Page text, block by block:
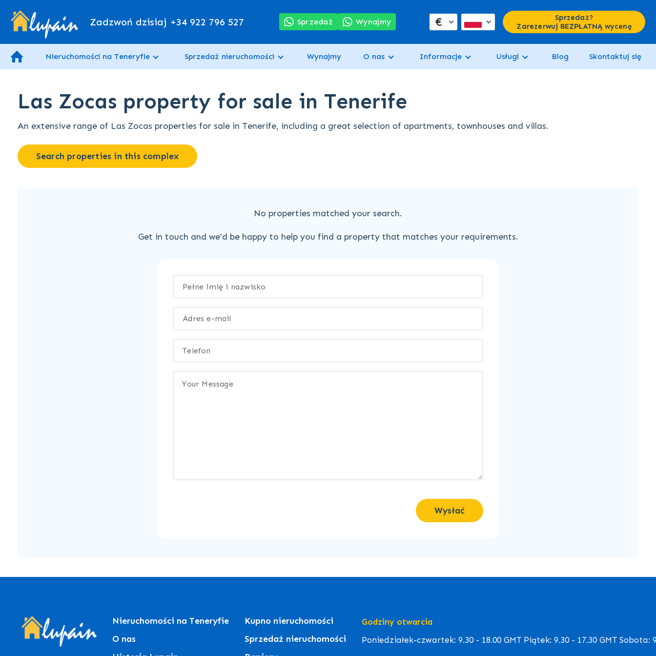
Zadzwoń dzisiaj +34 922 796 527 Sprzedaż Wynajmy €
Sprzedaż?
Zarezerwuj BEZPŁATNĄ wycenę
Nieruchomości na Teneryfie Sprzedaż nieruchomości Wynajmy O nas Informacje Usługi Blog Skontaktuj się
Las Zocas property for sale in Tenerife
An extensive range of Las Zocas properties for sale in Tenerife, including a great selection of apartments, townhouses and villas.
Search properties in this complex
No properties matched your search.
Get in touch and we'd be happy to help you find a property that matches your requirements.
Wysłać
Nieruchomości na Teneryfie
O nas
Kupno nieruchomości
Sprzedaż nieruchomości
Godziny otwarcia
Poniedziałek-czwartek: 9.30 - 18.00 GMT Piątek: 9.30 - 17.30 GMT Sobota: